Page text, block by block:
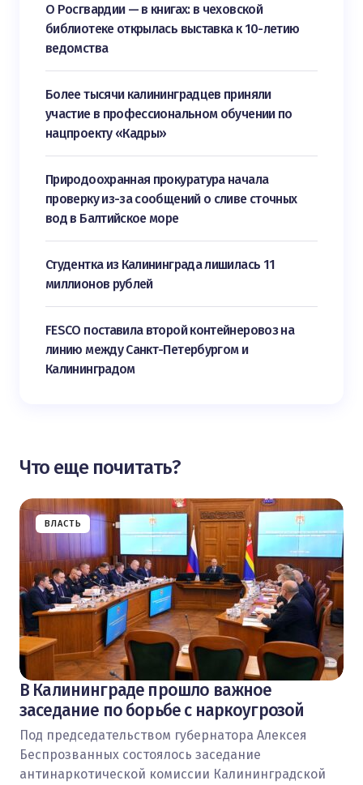
О Росгвардии — в книгах: в чеховской
библиотеке открылась выставка к 10-летию
ведомства
Более тысячи калининградцев приняли
участие в профессиональном обучении по
нацпроекту «Кадры»
Природоохранная прокуратура начала
проверку из-за сообщений о сливе сточных
вод в Балтийское море
Студентка из Калининграда лишилась 11
миллионов рублей
FESCO поставила второй контейнеровоз на
линию между Санкт-Петербургом и
Калининградом
Что еще почитать?
ВЛАСТЬ
В Калининграде прошло важное
заседание по борьбе с наркоугрозой
Под председательством губернатора Алексея
Беспрозванных состоялось заседание
антинаркотической комиссии Калининградской